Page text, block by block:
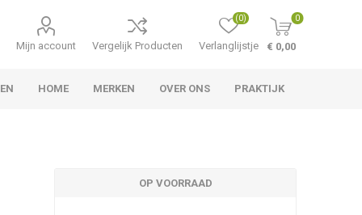
Mijn account Vergelijk Producten Verlanglijstje
(0) 0
€ 0,00
HOME MERKEN OVER ONS PRAKTIJK
OP VOORRAAD